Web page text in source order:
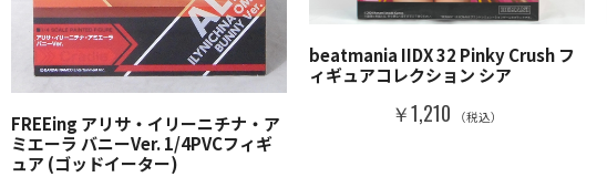
FREEing アリサ・イリーニチナ・ア
ミエーラ バニーVer. 1/4PVCフィギ
ュア (ゴッドイーター)
beatmania IIDX 32 Pinky Crush フ
ィギュアコレクション シア
￥1,210 （税込）